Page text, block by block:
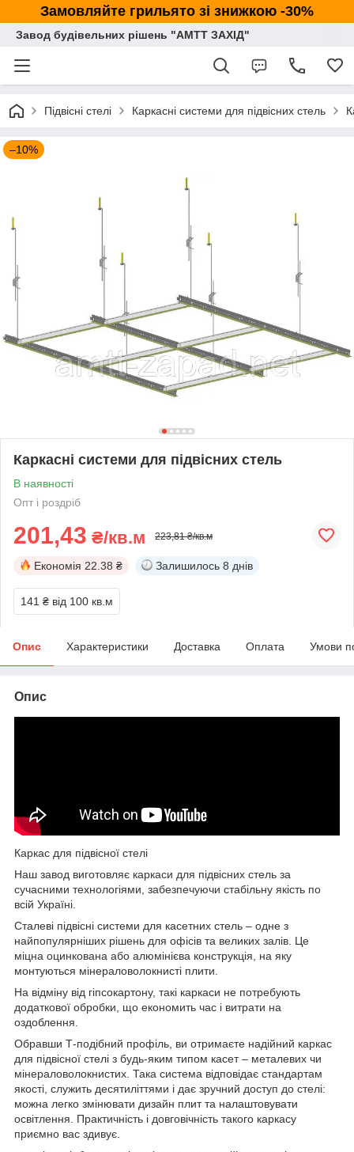
Замовляйте грильято зі знижкою -30%
Завод будівельних рішень "АМТТ ЗАХІД"
Підвісні стелі Каркасні системи для підвісних стель
–10%
Каркасні системи для підвісних стель
В наявності
Опт і роздріб
201,43 ₴/кв.м 223,81 ₴/кв.м
Економія 22.38 ₴ Залишилось 8 днів
141 ₴ від 100 кв.м
Опис Характеристики Доставка Оплата Умови
Опис
Каркас для підвісної стелі
Наш завод виготовляє каркаси для підвісних стель за
сучасними технологіями, забезпечуючи стабільну якість по
всій Україні.
Сталеві підвісні системи для касетних стель – одне з
найпопулярніших рішень для офісів та великих залів. Це
міцна оцинкована або алюмінієва конструкція, на яку
монтуються мінераловолокнисті плити.
На відміну від гіпсокартону, такі каркаси не потребують
додаткової обробки, що економить час і витрати на
оздоблення.
Обравши Т-подібний профіль, ви отримаєте надійний каркас
для підвісної стелі з будь-яким типом касет – металевих чи
мінераловолокнистих. Така система відповідає стандартам
якості, служить десятиліттями і дає зручний доступ до стелі:
можна легко змінювати дизайн плит та налаштовувати
освітлення. Практичність і довговічність такого каркасу
приємно вас здивує.